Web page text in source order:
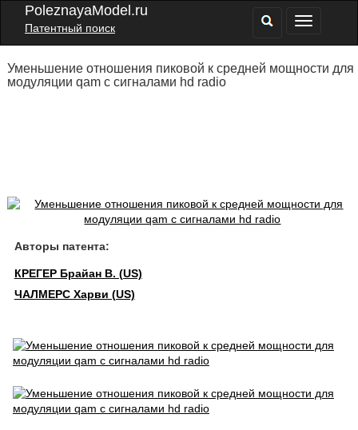
PoleznayaModel.ru
Патентный поиск
Уменьшение отношения пиковой к средней мощности для
модуляции qam с сигналами hd radio
Авторы патента:
КРЕГЕР Брайан В. (US)
ЧАЛМЕРС Харви (US)